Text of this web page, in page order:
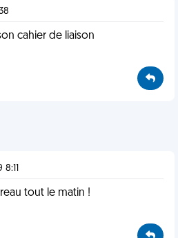
cahier de liaison
tout le matin !